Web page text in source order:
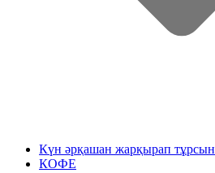
Күн әрқашан жарқырап тұрсын
КОФЕ